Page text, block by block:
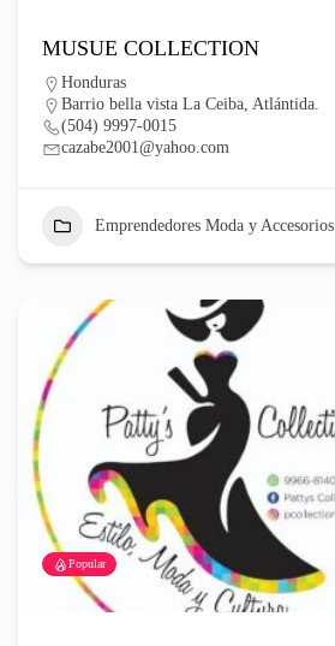
MUSUE COLLECTION
Honduras
Barrio bella vista La Ceiba, Atlántida.
(504) 9997-0015
cazabe2001@yahoo.com
Emprendedores Moda y Accesorios
Popular